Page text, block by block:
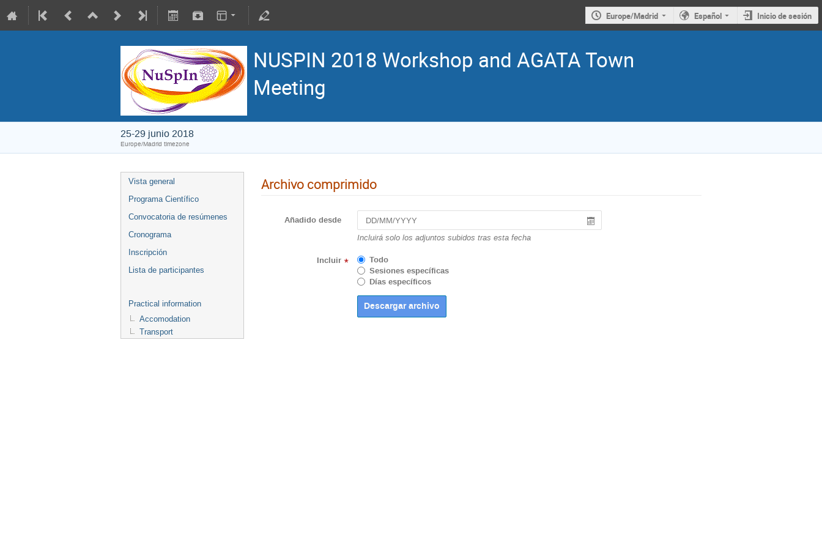
Europe/Madrid Español Inicio de sesión
NUSPIN 2018 Workshop and AGATA Town
Meeting
25-29 junio 2018
Europe/Madrid timezone
Vista general
Programa Científico
Convocatoria de resúmenes
Cronograma
Inscripción
Lista de participantes
Practical information
Accomodation
Transport
Archivo comprimido
Añadido desde
Incluirá solo los adjuntos subidos tras esta fecha
Incluir *
Todo
Sesiones específicas
Días específicos